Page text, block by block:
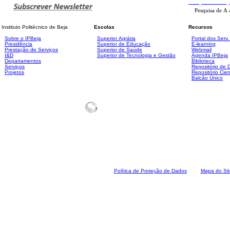
Instituto Politécnico de Beja
Sobre o IPBeja
Presidência
Prestação de Serviços
I&D
Departamentos
Serviços
Projetos
Escolas
Superior Agrária
Superior de Educação
Superior de Saúde
Superior de Tecnologia e Gestão
Recursos
Portal dos
E-learning
Webmail
Agenda IPBeja
Biblioteca
Repositório de
Repositório
Balcão Único
Política de Proteção de Dados Mapa do